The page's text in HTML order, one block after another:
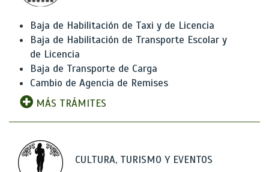
Baja de Habilitación de Taxi y de Licencia
Baja de Habilitación de Transporte Escolar y
de Licencia
Baja de Transporte de Carga
Cambio de Agencia de Remises
MÁS TRÁMITES
CULTURA, TURISMO Y EVENTOS